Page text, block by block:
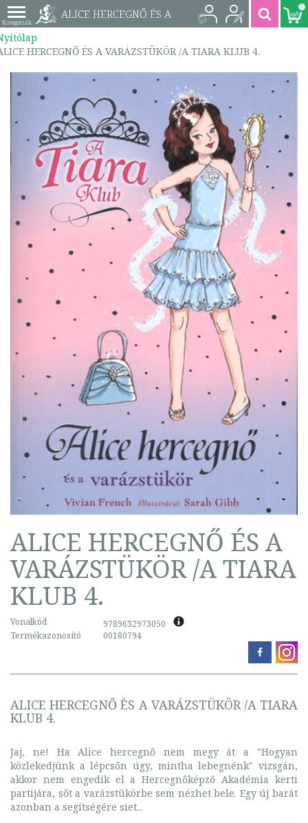
ALICE HERCEGNŐ ÉS A
TIARA KLUB 4. |
9789632973050
0
HERCEGNŐ ÉS A VARÁZSTÜKÖR /A TIARA KLUB 4.
ALICE HERCEGNŐ ÉS A
VARÁZSTÜKÖR /A TIARA
KLUB 4.
Vonalkód
9789632973050
Termékazonosító
00180794
ALICE HERCEGNŐ ÉS A VARÁZSTÜKÖR /A TIARA
KLUB 4.
Jaj, ne! Ha Alice hercegnő nem megy át a "Hogyan
közlekedjünk a lépcsőn úgy, mintha lebegnénk" vizsgán,
akkor nem engedik el a Hercegnőképző Akadémia kerti
partijára, sőt a varázstükörbe sem nézhet bele. Egy új barát
azonban a segítségére siet...